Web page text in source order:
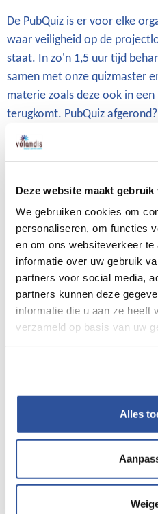
Deze website maakt gebruik
We gebruiken cookies om
personaliseren, om functies
en om ons websiteverkeer
informatie over uw gebruik
partners voor social media,
partners kunnen deze
informatie die u aan ze heeft
verzameld op basis van uw
Alles
De PubQuiz is er voor elke
waar veiligheid op de
staat. In zo'n 1,5 uur tijd
samen met onze quizmaster
materie zoals deze ook in
terugkomt. PubQuiz
vink achter de uitvoering van
Toolboxmeeting. Dit zijn een
op = op.
Voorwaarden en
Je bedrijf valt onder de
Leidinggevende of
Iedereen binnen de cao
aanvragen.
Kosten voor jou? Nul
dan, die regel je zelf.
Let op: op = op. Wie als
PubQuiz tot 25
Heb jij een bedrijf met tussen
Dan is de kleine PubQuiz